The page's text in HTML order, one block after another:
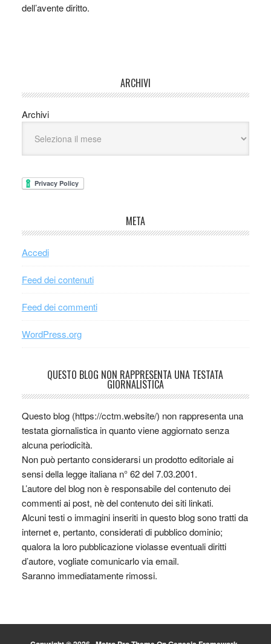
dell’avente diritto.
ARCHIVI
Archivi
META
Accedi
Feed dei contenuti
Feed dei commenti
WordPress.org
QUESTO BLOG NON RAPPRESENTA UNA TESTATA
GIORNALISTICA
Questo blog (https://cctm.website/) non rappresenta una
testata giornalistica in quanto viene aggiornato senza
alcuna periodicità.
Non può pertanto considerarsi un prodotto editoriale ai
sensi della legge italiana n° 62 del 7.03.2001.
L’autore del blog non è responsabile del contenuto dei
commenti ai post, nè del contenuto dei siti linkati.
Alcuni testi o immagini inseriti in questo blog sono tratti da
internet e, pertanto, considerati di pubblico dominio;
qualora la loro pubblicazione violasse eventuali diritti
d’autore, vogliate comunicarlo via email.
Saranno immediatamente rimossi.